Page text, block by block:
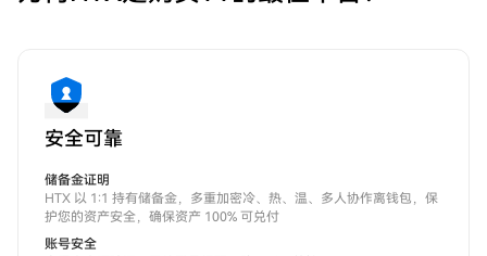
安全可靠
储备金证明
HTX 以 1:1 持有储备金，多重加密冷、热、温、多人协作离钱包，保
护您的资产安全，确保资产 100% 可兑付
账号安全